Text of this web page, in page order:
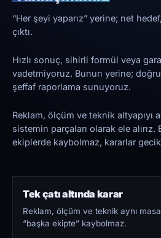
“Her şeyi yaparız” yerine; net
çıktı.
Hızlı sonuç, sihirli formül veya
vadetmiyoruz. Bunun yerine;
şeffaf raporlama sunuyoruz.
Reklam, ölçüm ve teknik altyapıyı
sistemin parçaları olarak ele
ekiplerde kaybolmaz, kararlar
Tek çatı altında karar
Reklam, ölçüm ve teknik aynı
“başka ekipte” kaybolmaz.